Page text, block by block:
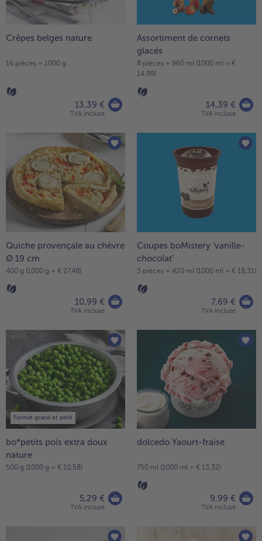
Crêpes belges nature
16 pièces = 1000 g
13,39 €
TVA incluse
Assortiment de cornets
glacés
8 pièces = 960 ml (1000 ml = €
14,99)
14,39 €
TVA incluse
Quiche provençale au chèvre
Ø 19 cm
400 g (1000 g = € 27,48)
10,99 €
TVA incluse
Coupes boMistery ‘vanille-
chocolat’
3 pièces = 420 ml (1000 ml = € 18,31)
7,69 €
TVA incluse
Format grand et petit
bo*petits pois extra doux
nature
500 g (1000 g = € 10,58)
5,29 €
TVA incluse
dolcedo Yaourt-fraise
750 ml (1000 ml = € 13,32)
9,99 €
TVA incluse